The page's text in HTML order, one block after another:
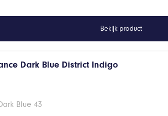
Bekijk product
Dark Blue District Indigo
Blue 43